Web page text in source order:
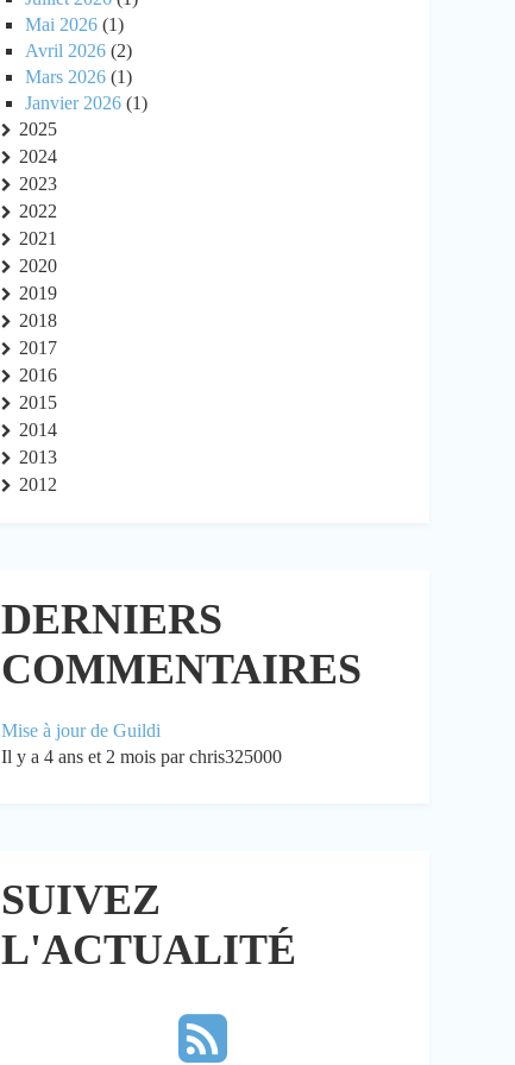
Mai 2026 (1)
Avril 2026 (2)
Mars 2026 (1)
Janvier 2026 (1)
2025
2024
2023
2022
2021
2020
2019
2018
2017
2016
2015
2014
2013
2012
DERNIERS
COMMENTAIRES
Mise à jour de Guildi
Il y a 4 ans et 2 mois par chris325000
SUIVEZ
L'ACTUALITÉ